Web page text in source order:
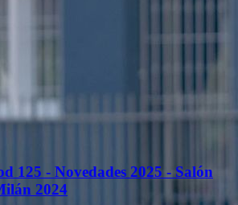
125 - Novedades 2025 - Salón
2024